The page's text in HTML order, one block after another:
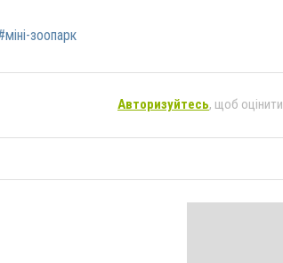
зоопарк
Авторизуйтесь, щоб оцінити